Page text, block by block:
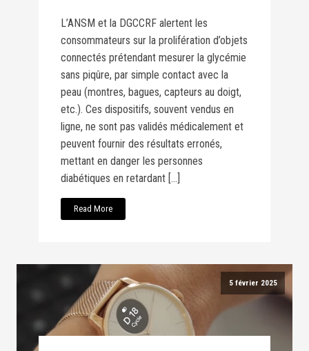
L’ANSM et la DGCCRF alertent les
consommateurs sur la prolifération d’objets
connectés prétendant mesurer la glycémie
sans piqûre, par simple contact avec la
peau (montres, bagues, capteurs au doigt,
etc.). Ces dispositifs, souvent vendus en
ligne, ne sont pas validés médicalement et
peuvent fournir des résultats erronés,
mettant en danger les personnes
diabétiques en retardant […]
Read More
5 février 2025